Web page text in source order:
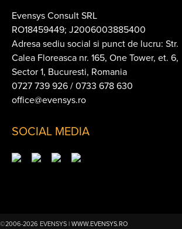
Evensys Consult SRL
RO18459449; J2006003885400
Adresa sediu social si punct de lucru: Str.
Calea Floreasca nr. 165, One Tower, et. 6,
Sector 1, Bucuresti, Romania
0727 739 926 / 0733 678 630
office@evensys.ro
SOCIAL MEDIA
©2006-2026 EVENSYS |WWW.EVENSYS.RO